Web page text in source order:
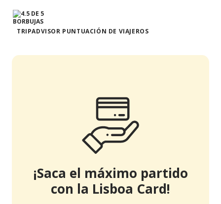
TRIPADVISOR PUNTUACIÓN DE VIAJEROS
¡Saca el máximo partido
con la Lisboa Card!